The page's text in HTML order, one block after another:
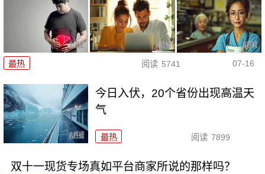
最热 阅读 5741 07-16
今日入伏，20个省份出现高温天
气
最热 阅读 7899
双十一现货专场真如平台商家所说的那样吗？